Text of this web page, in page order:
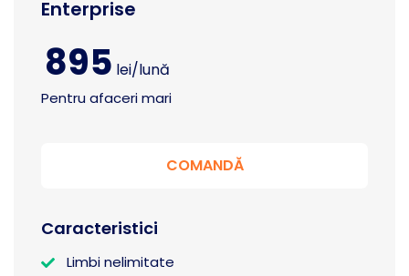
Enterprise
895 lei/lună
Pentru afaceri mari
Caracteristici
Limbi nelimitate
COMANDĂ